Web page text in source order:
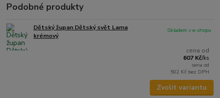
Podobné produkty
Dětský župan Dětský svět Lama
krémový
cena od
607 Kč/ks
cena od
502 Kč bez DPH
Skladem v e-shopu
Zvolit variantu